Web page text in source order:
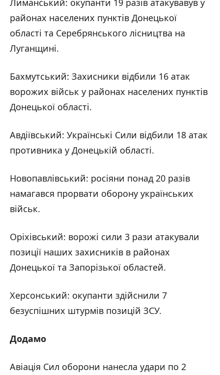
районах населених пунктів Донецької
області та Серебрянського лісництва на
Луганщині.
Бахмутський: Захисники відбили 16 атак
ворожих військ у районах населених пунктів
Донецької області.
Авдіївський: Українські Сили відбили 18 атак
противника у Донецькій області.
Новопавлівський: росіяни понад 20 разів
намагався прорвати оборону українських
військ.
Оріхівський: ворожі сили 3 рази атакували
позиції наших захисників в районах
Донецької та Запорізької областей.
Херсонський: окупанти здійснили 7
безуспішних штурмів позицій ЗСУ.
Додамо
Авіація Сил оборони нанесла удари по 2